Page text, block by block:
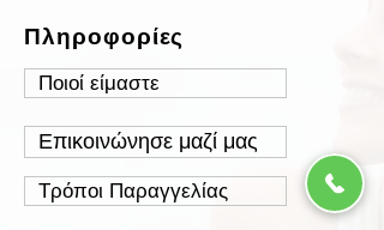
Πληροφορίες
Ποιοί είμαστε
Επικοινώνησε μαζί μας
Τρόποι Παραγγελίας